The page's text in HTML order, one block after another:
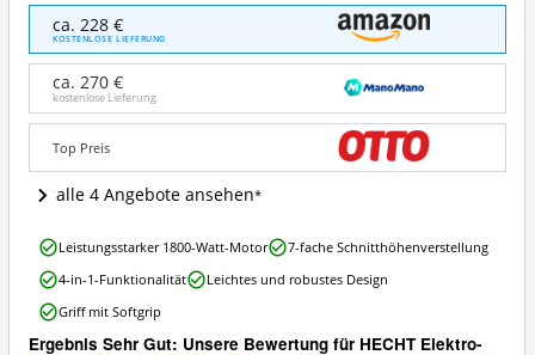
HECHT
Elektro-
Rasenmäher
1845
Mäher
E-
Grasmäher
Angebote:
Wo
ist
Elektro-
Rasenmäher
erhältlich?
ca. 228 €
KOSTENLOSE LIEFERUNG
ca. 270 €
kostenlose Lieferung
Top Preis
alle 4 Angebote ansehen
Ergebnis Sehr Gut: Unsere Bewertung für HECHT Elektro-
HECHT
Elektro-
Rasenmäher
1845
Mäher
Leistungsstarker 1800-Watt-Motor
7-fache Schnitthöhenverstellung
4-in-1-Funktionalität
Leichtes und robustes Design
Griff mit Softgrip